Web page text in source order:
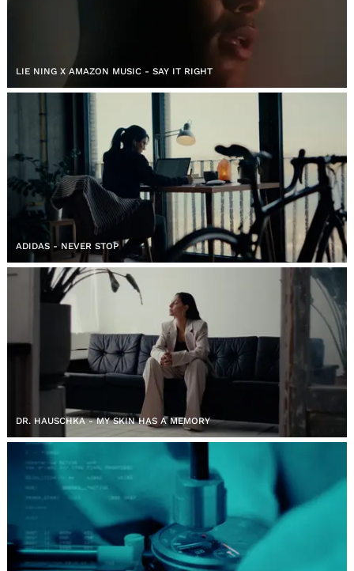
LIE NING X AMAZON MUSIC - SAY IT RIGHT
ADIDAS - NEVER STOP
DR. HAUSCHKA - MY SKIN HAS A MEMORY